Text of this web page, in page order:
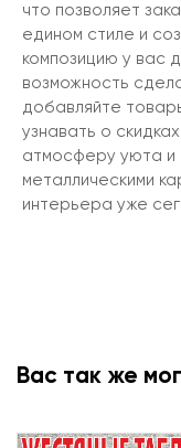
что позволяет
едином стиле и
композицию у вас
возможность
добавляйте
узнавать о
атмосферу уюта и
металлическими
интерьера уже
Вас так же